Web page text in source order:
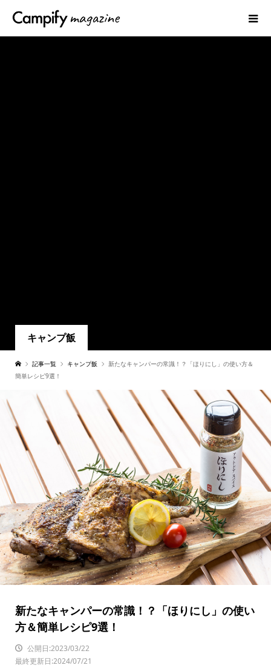
キャンプ飯
記事一覧 キャンプ飯
新たなキャンパーの常識！？「ほりにし」の使い方＆
簡単レシピ9選！
新たなキャンパーの常識！？「ほりにし」の使い
方＆簡単レシピ9選！
公開日:2023/03/22
最終更新日:2024/07/21